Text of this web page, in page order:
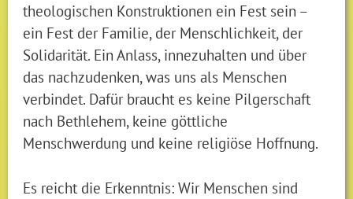
theologischen Konstruktionen ein Fest sein –
ein Fest der Familie, der Menschlichkeit, der
Solidarität. Ein Anlass, innezuhalten und über
das nachzudenken, was uns als Menschen
verbindet. Dafür braucht es keine Pilgerschaft
nach Bethlehem, keine göttliche
Menschwerdung und keine religiöse Hoffnung.
Es reicht die Erkenntnis: Wir Menschen sind